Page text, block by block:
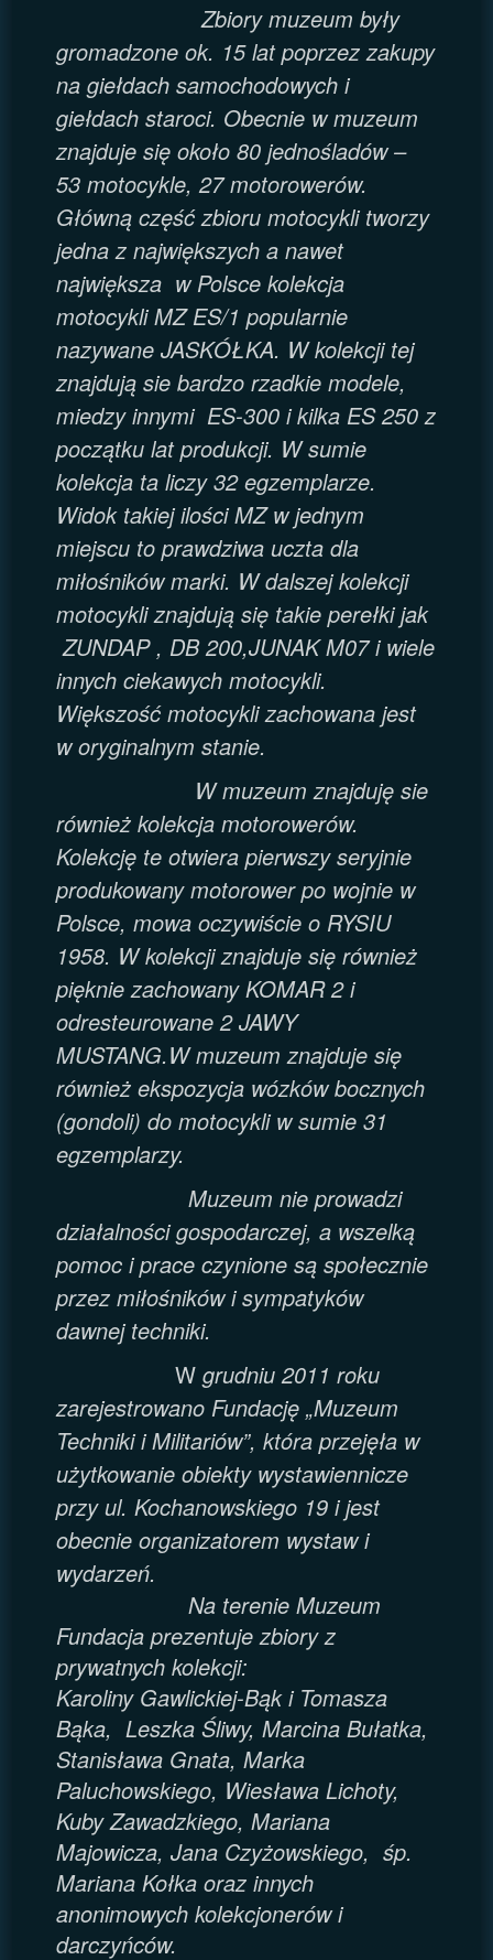
Zbiory muzeum były
gromadzone ok. 15 lat poprzez zakupy
na giełdach samochodowych i
giełdach staroci. Obecnie w muzeum
znajduje się około 80 jednośladów –
53 motocykle, 27 motorowerów.
Główną część zbioru motocykli tworzy
jedna z największych a nawet
największa w Polsce kolekcja
motocykli MZ ES/1 popularnie
nazywane JASKÓŁKA. W kolekcji tej
znajdują sie bardzo rzadkie modele,
miedzy innymi ES-300 i kilka ES 250 z
początku lat produkcji. W sumie
kolekcja ta liczy 32 egzemplarze.
Widok takiej ilości MZ w jednym
miejscu to prawdziwa uczta dla
miłośników marki. W dalszej kolekcji
motocykli znajdują się takie perełki jak
ZUNDAP , DB 200,JUNAK M07 i wiele
innych ciekawych motocykli.
Większość motocykli zachowana jest
w oryginalnym stanie.
W muzeum znajduję sie
również kolekcja motorowerów.
Kolekcję te otwiera pierwszy seryjnie
produkowany motorower po wojnie w
Polsce, mowa oczywiście o RYSIU
1958. W kolekcji znajduje się również
pięknie zachowany KOMAR 2 i
odresteurowane 2 JAWY
MUSTANG.W muzeum znajduje się
również ekspozycja wózków bocznych
(gondoli) do motocykli w sumie 31
egzemplarzy.
Muzeum nie prowadzi
działalności gospodarczej, a wszelką
pomoc i prace czynione są społecznie
przez miłośników i sympatyków
dawnej techniki.
W grudniu 2011 roku
zarejestrowano Fundację „Muzeum
Techniki i Militariów”, która przejęła w
użytkowanie obiekty wystawiennicze
przy ul. Kochanowskiego 19 i jest
obecnie organizatorem wystaw i
wydarzeń.
Na terenie Muzeum
Fundacja prezentuje zbiory z
prywatnych kolekcji:
Karoliny Gawlickiej-Bąk i Tomasza
Bąka, Leszka Śliwy, Marcina Bułatka,
Stanisława Gnata, Marka
Paluchowskiego, Wiesława Lichoty,
Kuby Zawadzkiego, Mariana
Majowicza, Jana Czyżowskiego, śp.
Mariana Kołka oraz innych
anonimowych kolekcjonerów i
darczyńców.